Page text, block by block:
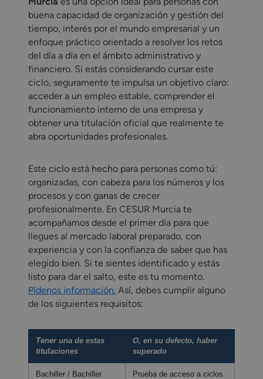
buena capacidad de organización y gestión del
tiempo, interés por el mundo empresarial y un
enfoque práctico orientado a resolver los retos
del día a día en el ámbito administrativo y
financiero. Si estás considerando cursar este
ciclo, seguramente te impulsa un objetivo claro:
acceder a un empleo estable, comprender el
funcionamiento interno de una empresa y
obtener una titulación oficial que realmente te
abra oportunidades profesionales.
Este ciclo está hecho para personas como tú:
organizadas, con cabeza para los números y los
procesos y con ganas de crecer
profesionalmente. En CESUR Murcia te
acompañamos desde el primer día para que
llegues al mercado laboral preparado, con
experiencia y con la confianza de saber que has
elegido bien. Si te sientes identificado y estás
listo para dar el salto, este es tu momento.
Pídenos información. Así, debes cumplir alguno
de los siguientes requisitos:
Tener una de estas
titulaciones
O, en su defecto, haber
superado
Bachiller / Bachiller
Prueba de acceso a ciclos